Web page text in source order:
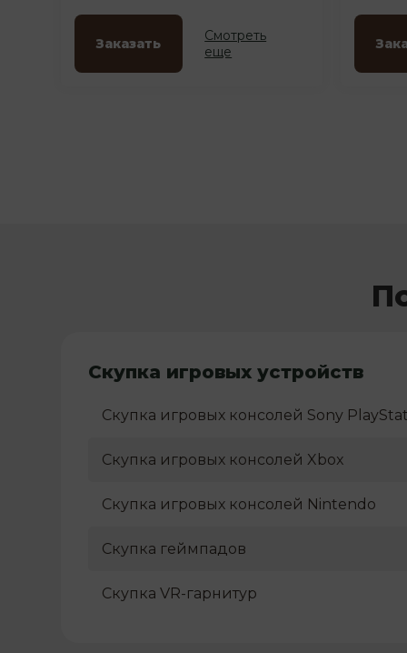
Заказать
Смотреть
еще
Скупка игровых устройств
Скупка игровых консолей Sony
Скупка игровых консолей Xbox
Скупка игровых консолей Nintendo
Скупка геймпадов
Скупка VR-гарнитур